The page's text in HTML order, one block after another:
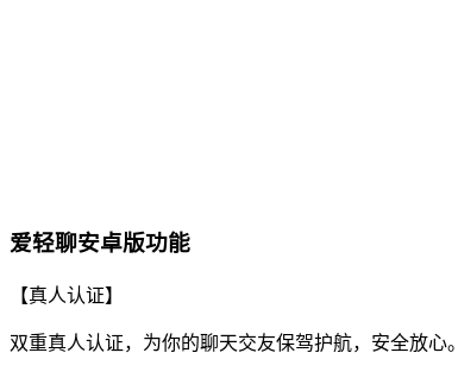
爱轻聊安卓版功能
【真人认证】
双重真人认证，为你的聊天交友保驾护航，安全放心。